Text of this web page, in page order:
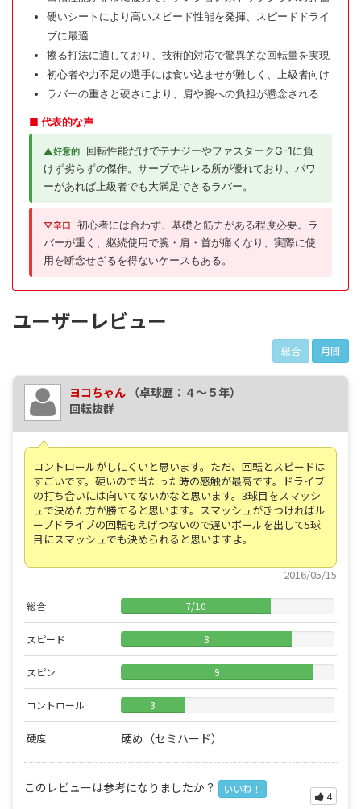
硬いシートにより高いスピード性能を発揮、スピードドライ
ブに最適
擦る打法に適しており、技術的対応で驚異的な回転量を実現
初心者や力不足の選手には食い込ませが難しく、上級者向け
ラバーの重さと硬さにより、肩や腕への負担が懸念される
■ 代表的な声
▲好意的
回転性能だけでテナジーやファスタークG-1に負
けず劣らずの傑作。サーブでキレる所が優れており、パワ
ーがあれば上級者でも大満足できるラバー。
▽辛口
初心者には合わず、基礎と筋力がある程度必要。ラ
バーが重く、継続使用で腕・肩・首が痛くなり、実際に使
用を断念せざるを得ないケースもある。
ユーザーレビュー
総合 月間
ヨコちゃん （卓球歴：４～５年）
回転抜群
コントロールがしにくいと思います。ただ、回転とスピードは
すごいです。硬いので当たった時の感触が最高です。ドライブ
の打ち合いには向いてないかなと思います。3球目をスマッシ
ュで決めた方が勝てると思います。スマッシュがきつければル
ープドライブの回転もえげつないので遅いボールを出して5球
目にスマッシュでも決められると思いますよ。
2016/05/15
総合 7/10
スピード 8
スピン 9
コントロール 3
硬度 硬め（セミハード）
このレビューは参考になりましたか？ いいね！
4